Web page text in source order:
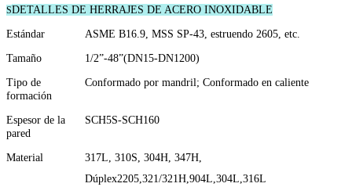
SDETALLES DE HERRAJES DE ACERO INOXIDABLE
Estándar ASME B16.9, MSS SP-43, estruendo 2605, etc.
Tamaño 1/2”-48”(DN15-DN1200)
Tipo de
formación
Conformado por mandril; Conformado en caliente
Espesor de la
pared
SCH5S-SCH160
Material
317L, 310S, 304H, 347H,
Dúplex2205,321/321H,904L,304L,316L